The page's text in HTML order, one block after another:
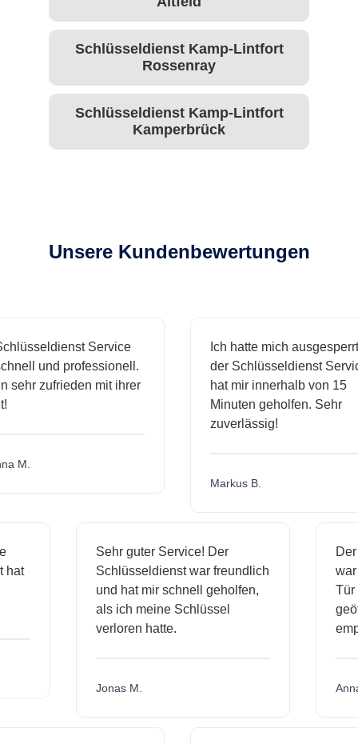
Schlüsseldienst Kamp-Lintfort
Rossenray
Schlüsseldienst Kamp-Lintfort
Kamperbrück
Unsere Kundenbewertungen
Service
und professionell.
zufrieden mit ihrer
M.
Ich hatte mich ausgesperrt
der Schlüsseldienst Service
hat mir innerhalb von 15
Minuten geholfen. Sehr
zuverlässig!
Markus B.
hat
Sehr guter Service! Der
Schlüsseldienst war freundlich
und hat mir schnell geholfen,
als ich meine Schlüssel
verloren hatte.
Jonas M.